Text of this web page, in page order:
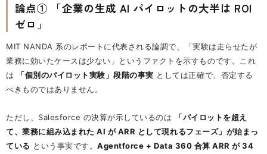
論点① 「企業の生成 AI パイロットの大半は ROI
ゼロ」
MIT NANDA 系のレポートに代表される論調で、「実験は走らせたが
業務に効いたケースは少ない」というファクトを示すものです。これ
は
「個別のパイロット実験」段階の事実 としては正確で、否定する
べきものではありません。
ただし、Salesforce の決算が示しているのは
「パイロットを超え
て、業務に組み込まれた AI が ARR として現れるフェーズ」が始まっ
ている という事実です。Agentforce + Data 360 合算 ARR が 34